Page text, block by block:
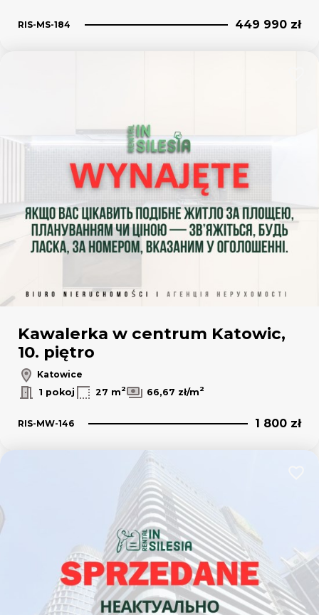
RIS-MS-184 449 990 zł
Kawalerka w centrum Katowic,
10. piętro
Katowice
1 pokoj
27 m2 66,67 zł/m2
RIS-MW-146 1 800 zł